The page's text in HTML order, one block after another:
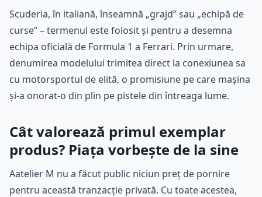
Scuderia, în italiană, înseamnă „grajd” sau „echipă de
curse” – termenul este folosit și pentru a desemna
echipa oficială de Formula 1 a Ferrari. Prin urmare,
denumirea modelului trimitea direct la conexiunea sa
cu motorsportul de elită, o promisiune pe care mașina
și-a onorat-o din plin pe pistele din întreaga lume.
Cât valorează primul exemplar
produs? Piața vorbește de la sine
Aatelier M nu a făcut public niciun preț de pornire
pentru această tranzacție privată. Cu toate acestea,